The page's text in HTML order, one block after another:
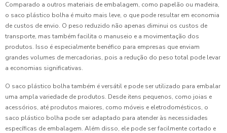
Comparado a outros materiais de embalagem, como papelão ou madeira,
o saco plástico bolha é muito mais leve, o que pode resultar em economia
de custos de envio. O peso reduzido não apenas diminui os custos de
transporte, mas também facilita o manuseio e a movimentação dos
produtos. Isso é especialmente benéfico para empresas que enviam
grandes volumes de mercadorias, pois a redução do peso total pode levar
a economias significativas.
O saco plástico bolha também é versátil e pode ser utilizado para embalar
uma ampla variedade de produtos. Desde itens pequenos, como joias e
acessórios, até produtos maiores, como móveis e eletrodomésticos, o
saco plástico bolha pode ser adaptado para atender às necessidades
específicas de embalagem. Além disso, ele pode ser facilmente cortado e